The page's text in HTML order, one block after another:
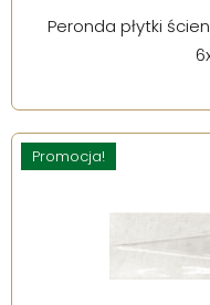
Peronda płytki
Promocja!